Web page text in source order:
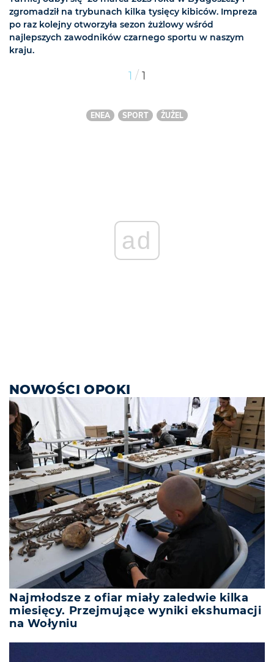
zgromadził na trybunach kilka tysięcy kibiców. Impreza
po raz kolejny otworzyła sezon żużlowy wśród
najlepszych zawodników czarnego sportu w naszym
kraju.
1 / 1
ENEA SPORT ŻUŻEL
ad
NOWOŚCI OPOKI
Najmłodsze z ofiar miały zaledwie kilka
miesięcy. Przejmujące wyniki ekshumacji
na Wołyniu